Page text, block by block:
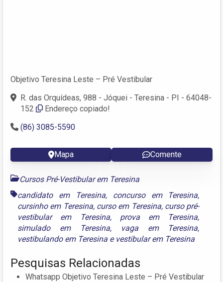
Objetivo Teresina Leste – Pré Vestibular
R. das Orquídeas, 988 - Jóquei - Teresina - PI - 64048-
152
Endereço copiado!
(86) 3085-5590
Mapa Comente
Cursos Pré-Vestibular em Teresina
candidato em Teresina, concurso em Teresina,
cursinho em Teresina, curso em Teresina, curso pré-
vestibular em Teresina, prova em Teresina,
simulado em Teresina, vaga em Teresina,
vestibulando em Teresina e vestibular em Teresina
Pesquisas Relacionadas
Whatsapp Objetivo Teresina Leste – Pré Vestibular